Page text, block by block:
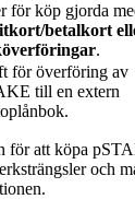
för BTR-
för köp gjorda
betalkort
.
för överföring av
till en extern
för att köpa
och